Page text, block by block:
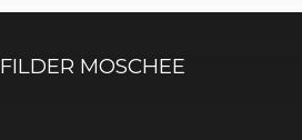
FILDER MOSCHEE